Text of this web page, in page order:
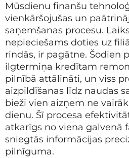
Mūsdienu finanšu
vienkāršojušas un
saņemšanas procesu.
nepieciešams doties uz
rindās, ir pagātne. Šodien
ilgtermiņa kredītam
pilnībā attālināti, un viss
aizpildīšanas līdz naudas
bieži vien aizņem ne
dienu. Šī procesa
atkarīgs no viena galvenā
sniegtās informācijas
pilnīguma.